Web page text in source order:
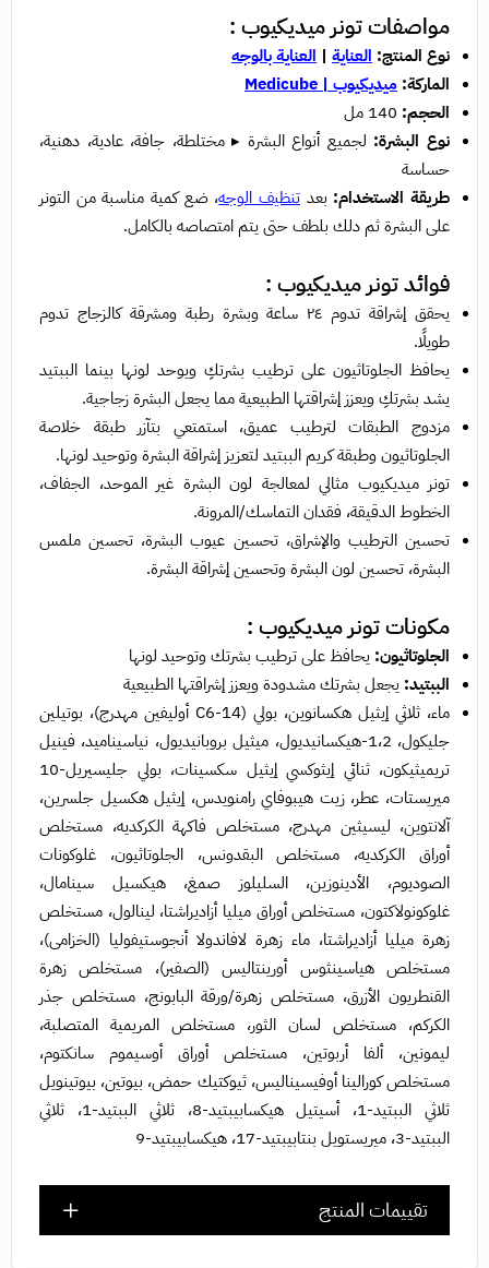
مواصفاتتونر ميديكيوب :
نوع المنتج: العناية | العناية بالوجه
الماركة: ميديكيوب | Medicube
الحجم: 140 مل
نوع البشرة: لجميع أنواع البشرة ▸ مختلطة، جافة، عادية، دهنية،
حساسة
طريقة الاستخدام: بعد تنظيف الوجه، ضع كمية مناسبة من التونر
على البشرة ثم دلك بلطف حتى يتم امتصاصه بالكامل.
فوائد تونر ميديكيوب :
يحقق إشراقة تدوم ٢٤ ساعة وبشرة رطبة ومشرقة كالزجاج تدوم
طويلًا.
يحافظ الجلوتاثيون على ترطيب بشرتكِ ويوحد لونها بينما الببتيد
يشد بشرتكِ ويعزز إشراقتها الطبيعية مما يجعل البشرة زجاجية.
مزدوج الطبقات لترطيب عميق، استمتعي بتآزر طبقة خلاصة
الجلوتاثيون وطبقة كريم الببتيد لتعزيز إشراقة البشرة وتوحيد لونها.
تونر ميديكيوب مثالي لمعالجة لون البشرة غير الموحد، الجفاف،
الخطوط الدقيقة، فقدان التماسك/المرونة.
تحسين الترطيب والإشراق، تحسين عيوب البشرة، تحسين ملمس
البشرة، تحسين لون البشرة وتحسين إشراقة البشرة.
مكونات تونر ميديكيوب :
الجلوتاثيون: يحافظ على ترطيب بشرتك وتوحيد لونها
الببتيد: يجعل بشرتك مشدودة ويعزز إشراقتها الطبيعية
ماء، ثلاثي إيثيل هكسانوين، بولي (C6-14 أوليفين مهدرج)، بوتيلين
جليكول، 1،2-هيكسانيديول، ميثيل بروبانيديول، نياسيناميد، فينيل
تريميثيكون، ثنائي إيثوكسي إيثيل سكسينات، بولي جليسيريل-10
ميريستات، عطر، زيت هيبوفاي رامنويدس، إيثيل هكسيل جلسرين،
آلانتوين، ليسيثين مهدرج، مستخلص فاكهة الكركديه، مستخلص
أوراق الكركديه، مستخلص البقدونس، الجلوتاثيون، غلوكونات
الصوديوم، الأدينوزين، السليلوز صمغ، هيكسيل سينامال،
غلوكونولاكتون، مستخلص أوراق ميليا أزاديراشتا، لينالول، مستخلص
زهرة ميليا أزاديراشتا، ماء زهرة لافاندولا أنجوستيفوليا (الخزامى)،
مستخلص هياسينثوس أورينتاليس (الصفير)، مستخلص زهرة
القنطريون الأزرق، مستخلص زهرة/ورقة البابونج، مستخلص جذر
الكركم، مستخلص لسان الثور، مستخلص المريمية المتصلبة،
ليمونين، ألفا أربوتين، مستخلص أوراق أوسيموم سانكتوم،
مستخلص كورالينا أوفيسيناليس، ثيوكتيك حمض، بيوتين، بيوتينويل
ثلاثي الببتيد-1، أسيتيل هيكسابيبتيد-8، ثلاثي الببتيد-1، ثلاثي
الببتيد-3، ميريستويل بنتابيبتيد-17، هيكسابيبتيد-9
تقييمات المنتج